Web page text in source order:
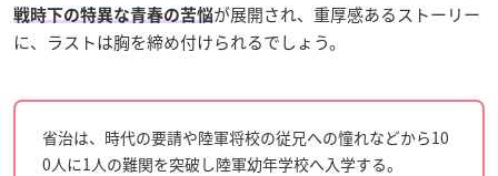
戦時下の特異な青春の苦悩が展開され、重厚感あるストーリー
に、ラストは胸を締め付けられるでしょう。
省治は、時代の要請や陸軍将校の従兄への憧れなどから10
0人に1人の難関を突破し陸軍幼年学校へ入学する。